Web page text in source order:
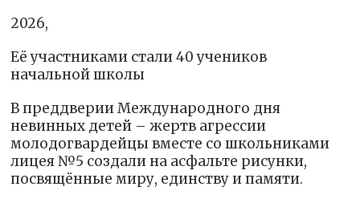
2026,
Её участниками стали 40 учеников
начальной школы
В преддверии Международного дня
невинных детей – жертв агрессии
молодогвардейцы вместе со школьниками
лицея №5 создали на асфальте рисунки,
посвящённые миру, единству и памяти.